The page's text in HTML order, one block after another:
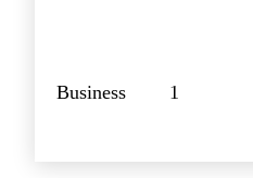
Business 1